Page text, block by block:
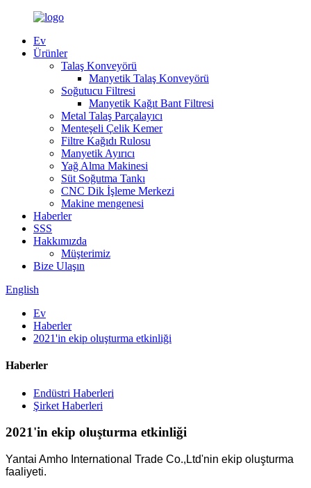
Ev
Ürünler
Talaş Konveyörü
Manyetik Talaş Konveyörü
Soğutucu Filtresi
Manyetik Kağıt Bant Filtresi
Metal Talaş Parçalayıcı
Menteşeli Çelik Kemer
Filtre Kağıdı Rulosu
Manyetik Ayırıcı
Yağ Alma Makinesi
Süt Soğutma Tankı
CNC Dik İşleme Merkezi
Makine mengenesi
Haberler
SSS
Hakkımızda
Müşterimiz
Bize Ulaşın
English
Ev
Haberler
2021'in ekip oluşturma etkinliği
Haberler
Endüstri Haberleri
Şirket Haberleri
2021'in ekip oluşturma etkinliği
Yantai Amho International Trade Co.,Ltd'nin ekip oluşturma
faaliyeti.